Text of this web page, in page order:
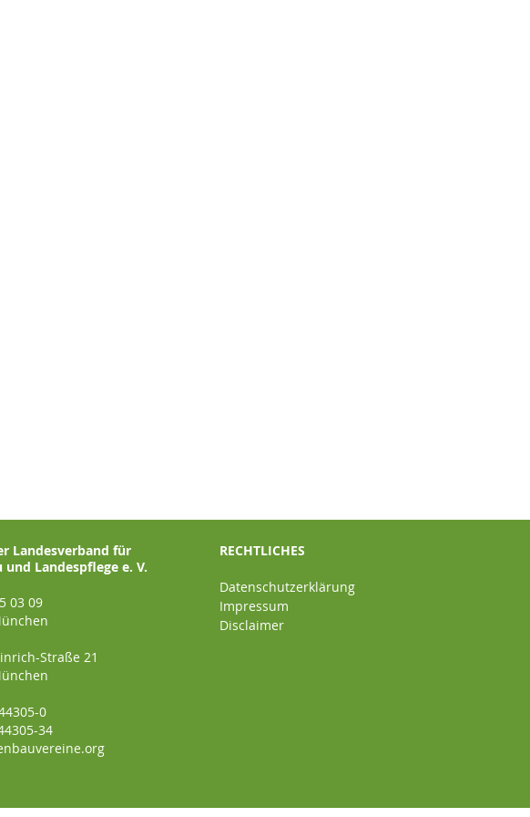
Landesverband für
und Landespflege e. V.
03 09
Straße 21
0
34
RECHTLICHES
Datenschutzerklärung
Impressum
Disclaimer